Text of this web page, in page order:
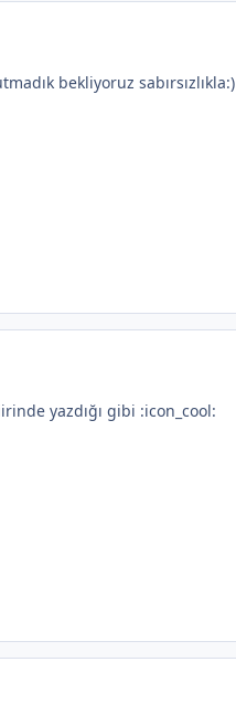
bekliyoruz sabırsızlıkla:)
yazdığı gibi :icon_cool: